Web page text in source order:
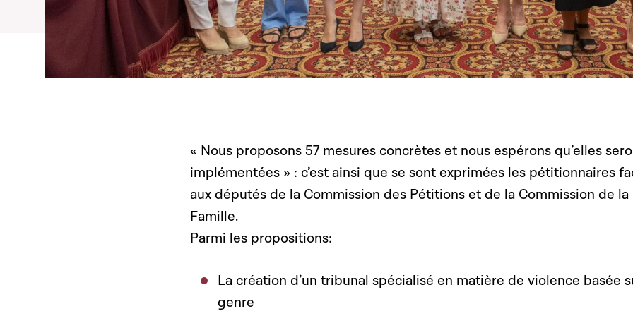
« Nous proposons 57 mesures concrètes et nous espérons qu’elles
implémentées » : c’est ainsi que se sont exprimées les pétitionnaires
aux députés de la Commission des Pétitions et de la Commission de la
Famille.
Parmi les propositions:
La création d’un tribunal spécialisé en matière de violence basée
genre